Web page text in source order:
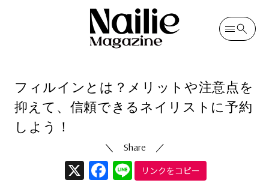
（更新日 2024/09/09）
フィルインとは？メリットや注意点を
抑えて、信頼できるネイリストに予約
しよう！
X Facebook
Line
リンクをコピー